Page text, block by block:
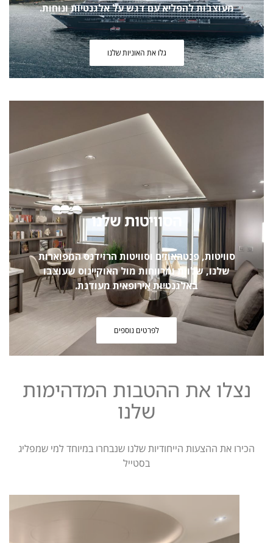
מעוצבות להפליא עם דגש על אלגנטיות ונוחות.
גלו את האוניות שלנו
הסוויטות שלנו
סוויטות, פנטהאוזים וסוויטות הרזידנס המפוארות
שלנו, שלוות ומרווחות מול האוקיינוס ​​שעוצבו
באלגנטיות אירופאית מעודנת.
לפרטים נוספים
נצלו את ההטבות המדהימות
שלנו
הכירו את ההצעות הייחודיות שלנו שנבחרו במיוחד למי שמפליג
בסטייל